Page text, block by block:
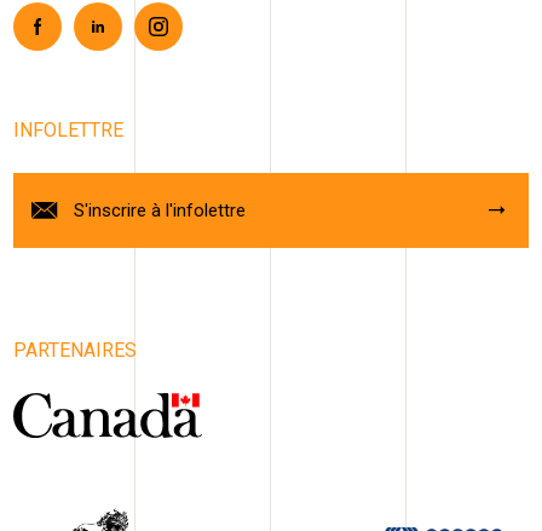
FacebookLinkedinInstagram
INFOLETTRE
S'inscrire à l'infolettre
PARTENAIRES